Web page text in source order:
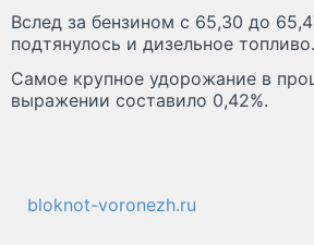
Вслед за бензином с 65,30 до
подтянулось и дизельное топливо.
Самое крупное удорожание в
выражении составило 0,42%.
bloknot-voronezh.ru